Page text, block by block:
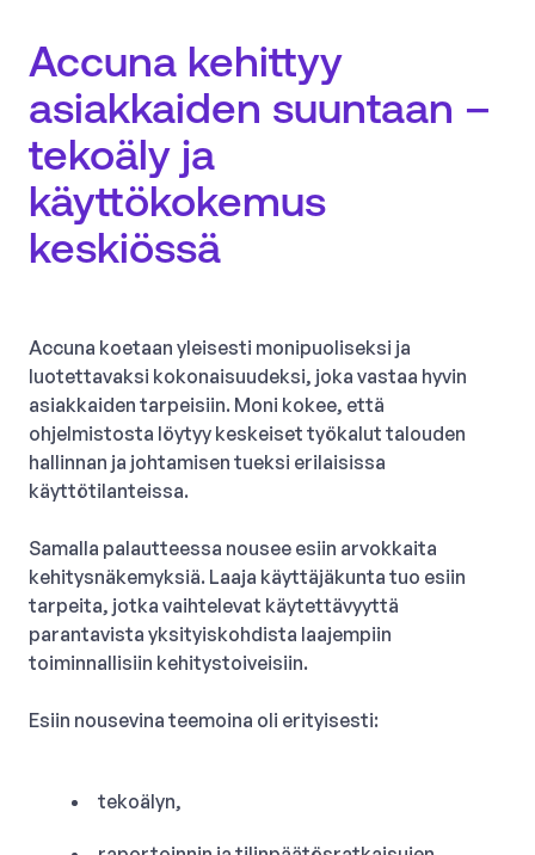
Accuna kehittyy
asiakkaiden suuntaan –
tekoäly ja
käyttökokemus
keskiössä
Accuna koetaan yleisesti monipuoliseksi ja
luotettavaksi kokonaisuudeksi, joka vastaa hyvin
asiakkaiden tarpeisiin. Moni kokee, että
ohjelmistosta löytyy keskeiset työkalut talouden
hallinnan ja johtamisen tueksi erilaisissa
käyttötilanteissa.
Samalla palautteessa nousee esiin arvokkaita
kehitysnäkemyksiä. Laaja käyttäjäkunta tuo esiin
tarpeita, jotka vaihtelevat käytettävyyttä
parantavista yksityiskohdista laajempiin
toiminnallisiin kehitystoiveisiin.
Esiin nousevina teemoina oli erityisesti:
tekoälyn,